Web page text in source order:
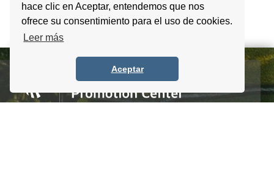
hace clic en Aceptar, entendemos que nos
ofrece su consentimiento para el uso de cookies.
Leer más
Aceptar